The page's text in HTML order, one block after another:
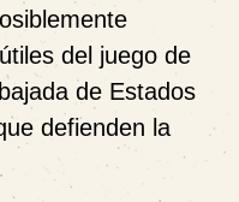
del juego de
de Estados
defienden la